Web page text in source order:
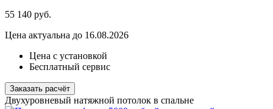
55 140 руб.
Цена актуальна до 16.08.2026
Цена с установкой
Бесплатный сервис
Заказать расчёт
Двухуровневый натяжной потолок в спальне